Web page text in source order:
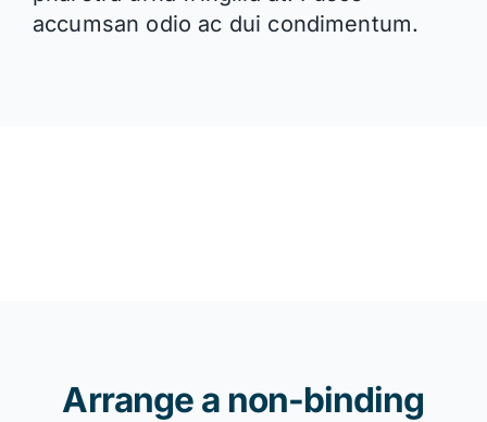
accumsan odio ac dui condimentum.
Arrange a non-binding